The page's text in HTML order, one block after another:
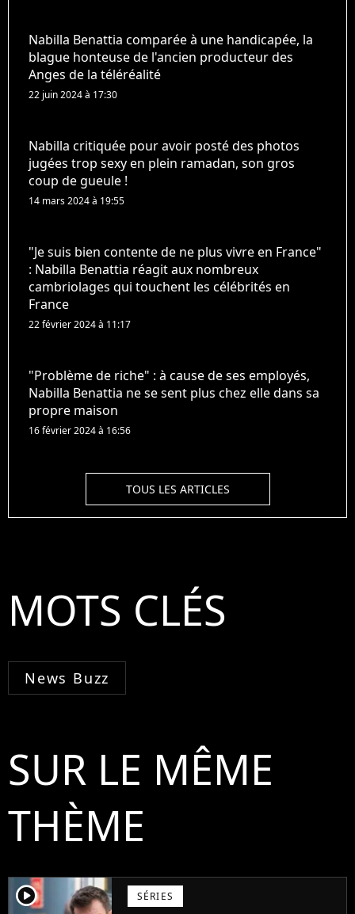
Nabilla Benattia comparée à une handicapée, la
blague honteuse de l'ancien producteur des
Anges de la téléréalité
22 juin 2024 à 17:30
Nabilla critiquée pour avoir posté des photos
jugées trop sexy en plein ramadan, son gros
coup de gueule !
14 mars 2024 à 19:55
"Je suis bien contente de ne plus vivre en France"
: Nabilla Benattia réagit aux nombreux
cambriolages qui touchent les célébrités en
France
22 février 2024 à 11:17
"Problème de riche" : à cause de ses employés,
Nabilla Benattia ne se sent plus chez elle dans sa
propre maison
16 février 2024 à 16:56
TOUS LES ARTICLES
MOTS CLÉS
News Buzz
SUR LE MÊME
THÈME
player2 SÉRIES